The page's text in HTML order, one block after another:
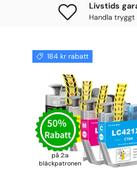
Livstids
Handla tryggt
på 2:a
bläckpatronen
184 kr rabatt